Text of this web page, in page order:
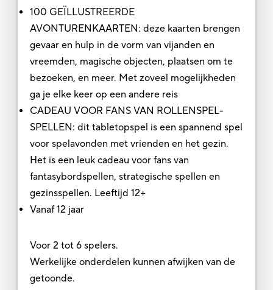
100 GEÏLLUSTREERDE
AVONTURENKAARTEN: deze kaarten brengen
gevaar en hulp in de vorm van vijanden en
vreemden, magische objecten, plaatsen om te
bezoeken, en meer. Met zoveel mogelijkheden
ga je elke keer op een andere reis
CADEAU VOOR FANS VAN ROLLENSPEL-
SPELLEN: dit tabletopspel is een spannend spel
voor spelavonden met vrienden en het gezin.
Het is een leuk cadeau voor fans van
fantasybordspellen, strategische spellen en
gezinsspellen. Leeftijd 12+
Vanaf 12 jaar
Voor 2 tot 6 spelers.
Werkelijke onderdelen kunnen afwijken van de
getoonde.